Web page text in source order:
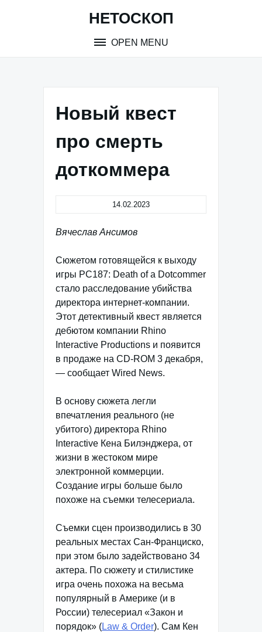
НЕТОСКОП
OPEN MENU
Новый квест
про смерть
доткоммера
14.02.2023
Вячеслав Ансимов
Сюжетом готовящейся к выходу
игры PC187: Death of a Dotcommer
стало расследование убийства
директора интернет-компании.
Этот детективный квест является
дебютом компании Rhino
Interactive Productions и появится
в продаже на CD-ROM 3 декабря,
— сообщает Wired News.
В основу сюжета легли
впечатления реального (не
убитого) директора Rhino
Interactive Кена Билэнджера, от
жизни в жестоком мире
электронной коммерции.
Создание игры больше было
похоже на съемки телесериала.
Съемки сцен производились в 30
реальных местах Сан-Франциско,
при этом было задействовано 34
актера. По сюжету и стилистике
игра очень похожа на весьма
популярный в Америке (и в
России) телесериал «Закон и
порядок» (Law & Order). Сам Кен